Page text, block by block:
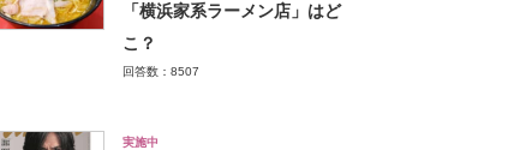
「横浜家系ラーメン店」はど
こ？
回答数：8507
実施中